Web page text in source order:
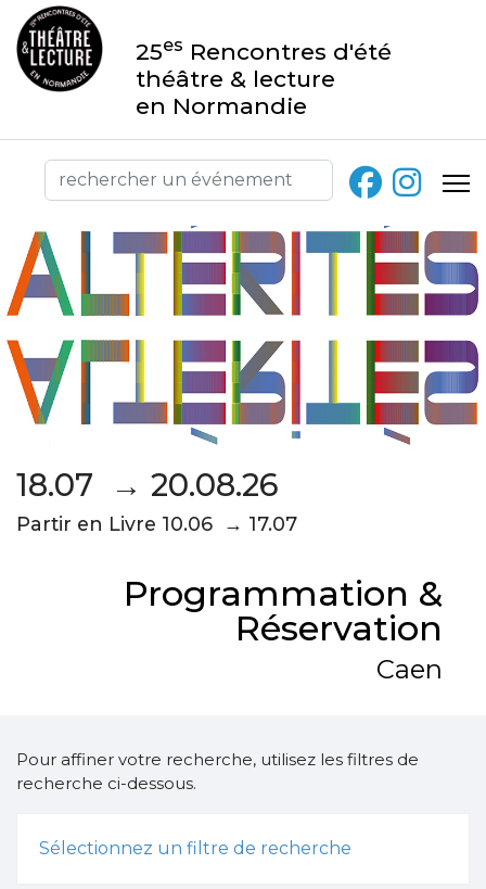
25es Rencontres d'été
théâtre & lecture
en Normandie
18.07 → 20.08.26
Partir en Livre 10.06 → 17.07
Programmation &
Réservation
Caen
Pour affiner votre recherche, utilisez les filtres de
recherche ci-dessous.
Sélectionnez un filtre de recherche